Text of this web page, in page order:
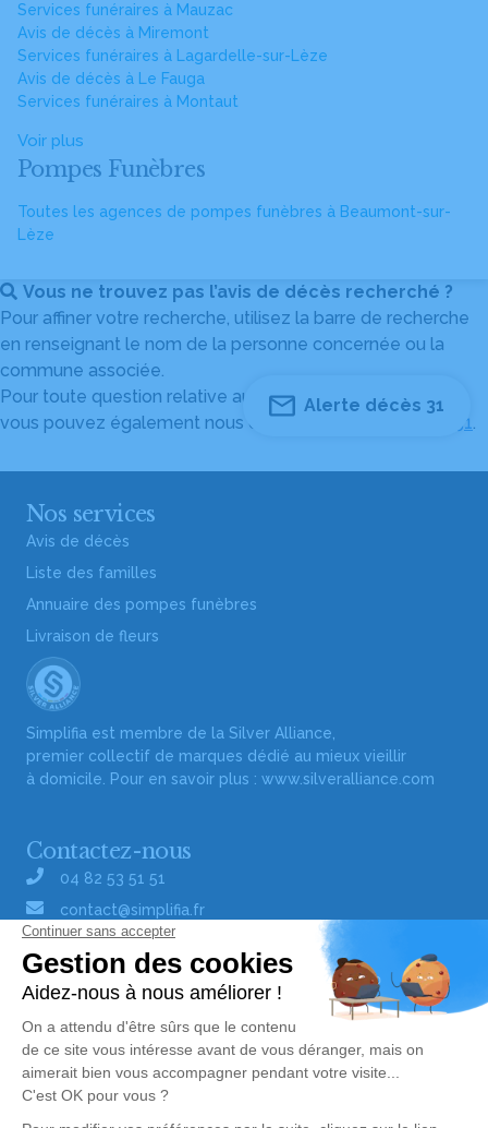
Services funéraires à Mauzac
Avis de décès à Miremont
Services funéraires à Lagardelle-sur-Lèze
Avis de décès à Le Fauga
Services funéraires à Montaut
Voir plus
Pompes Funèbres
Toutes les agences de pompes funèbres à Beaumont-sur-
Lèze
Vous ne trouvez pas l’avis de décès recherché ?
Pour affiner votre recherche, utilisez la barre de recherche
en renseignant le nom de la personne concernée ou la
commune associée.
Pour toute question relative au fonctionnement du site,
vous pouvez également nous contacter au
04 82 53 51 51.
Alerte décès 31
Nos services
Avis de décès
Liste des familles
Annuaire des pompes funèbres
Livraison de fleurs
Simplifia est membre de la Silver Alliance,
premier collectif de marques dédié au mieux vieillir
à domicile. Pour en savoir plus : www.silveralliance.com
Contactez-nous
04 82 53 51 51
contact@simplifia.fr
Réseaux sociaux
Liens utiles
Publier un avis de décès